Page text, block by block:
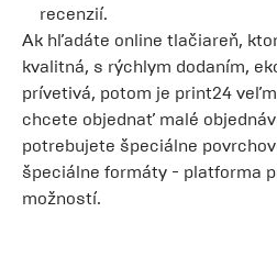
recenzií.
Ak hľadáte online tlačiareň,
kvalitná, s rýchlym dodaním,
prívetivá, potom je print24
chcete objednať malé
potrebujete špeciálne
špeciálne formáty - platforma
možností.